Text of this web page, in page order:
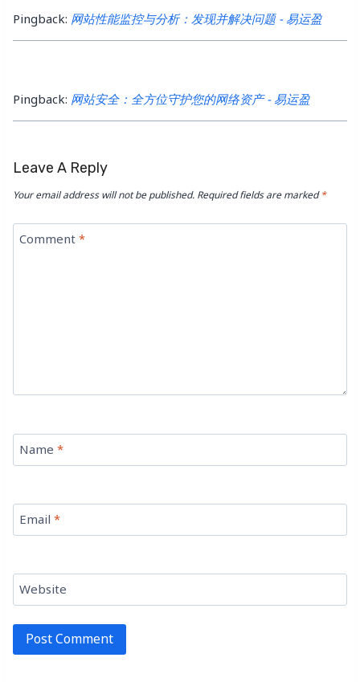
Pingback: 网站性能监控与分析：发现并解决问题 - 易运盈
Pingback: 网站安全：全方位守护您的网络资产 - 易运盈
Leave A Reply
Your email address will not be published. Required fields are marked*
Comment *
Name *
Email *
Website